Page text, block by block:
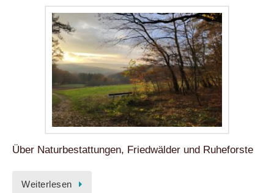
Über Naturbestattungen, Friedwälder und Ruheforste
Weiterlesen